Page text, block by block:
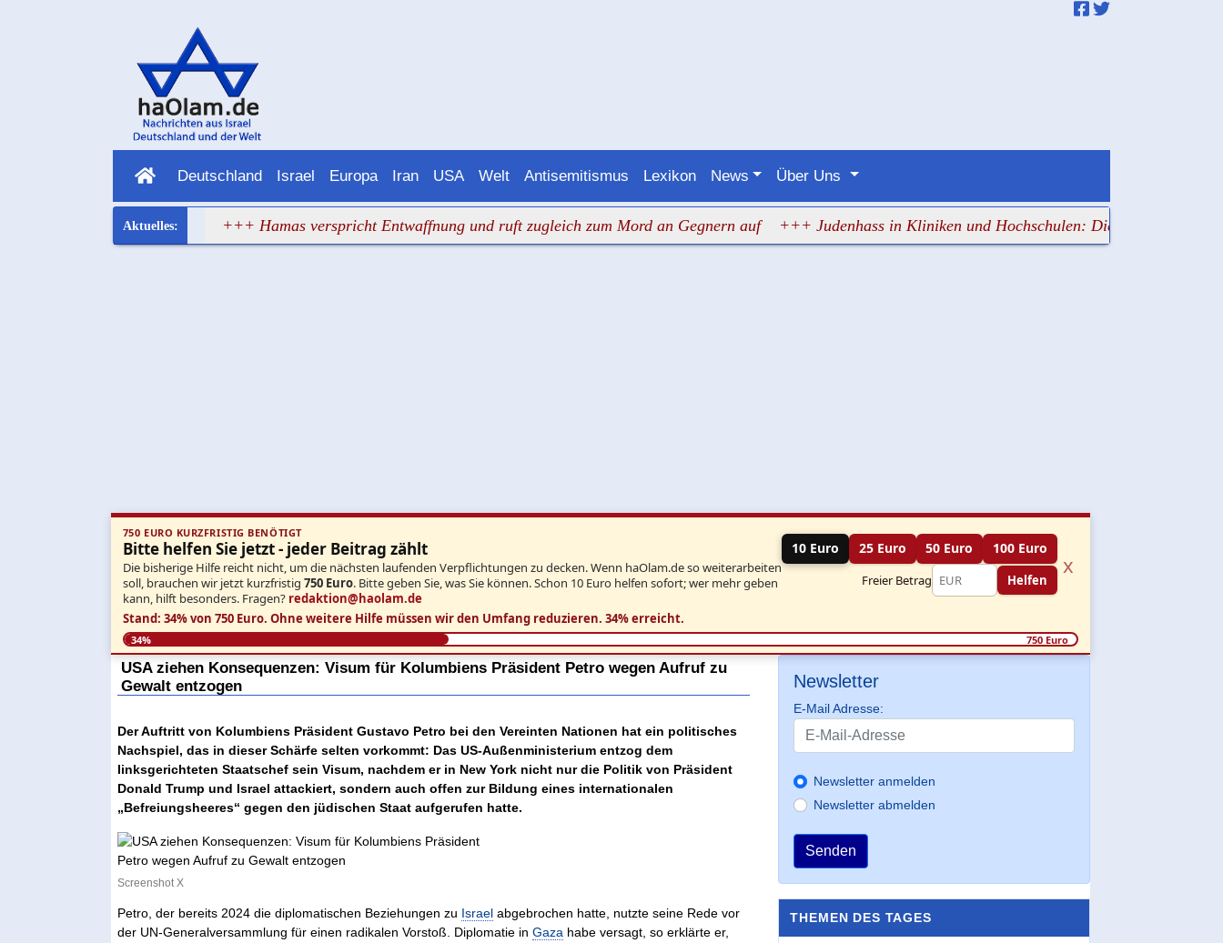
Deutschland Israel Europa Iran USA Welt Antisemitismus Lexikon News Über Uns
hat wieder versagt +++ Hamas verspricht Entwaffnung und ruft zugleich zum Mord an Gegnern auf +++ Judenhass in Kliniken und Hochschulen: Die Verantwortlichen
750 EURO KURZFRISTIG BENÖTIGT
Bitte helfen Sie jetzt - jeder Beitrag zählt
Die bisherige Hilfe reicht nicht, um die nächsten laufenden Verpflichtungen zu decken. Wenn haOlam.de so weiterarbeiten
soll, brauchen wir jetzt kurzfristig 750 Euro. Bitte geben Sie, was Sie können. Schon 10 Euro helfen sofort; wer mehr geben
kann, hilft besonders. Fragen? redaktion@haolam.de
10 Euro 25 Euro 50 Euro 100 Euro
Freier Betrag Helfen
x
Stand: 34% von 750 Euro. Ohne weitere Hilfe müssen wir den Umfang reduzieren. 34% erreicht.
34% 750 Euro
USA ziehen Konsequenzen: Visum für Kolumbiens Präsident Petro wegen Aufruf zu
Gewalt entzogen
Der Auftritt von Kolumbiens Präsident Gustavo Petro bei den Vereinten Nationen hat ein politisches
Nachspiel, das in dieser Schärfe selten vorkommt: Das US-Außenministerium entzog dem
linksgerichteten Staatschef sein Visum, nachdem er in New York nicht nur die Politik von Präsident
Donald Trump und Israel attackiert, sondern auch offen zur Bildung eines internationalen
„Befreiungsheeres“ gegen den jüdischen Staat aufgerufen hatte.
Screenshot X
Petro, der bereits 2024 die diplomatischen Beziehungen zu Israel abgebrochen hatte, nutzte seine Rede vor
der UN-Generalversammlung für einen radikalen Vorstoß. Diplomatie inGaza habe versagt, so erklärte er,
Newsletter
E-Mail Adresse:
Newsletter anmelden
Newsletter abmelden
Senden
THEMEN DES TAGES